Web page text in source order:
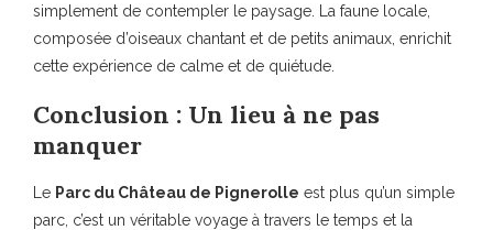
simplement de contempler le paysage. La faune locale,
composée d’oiseaux chantant et de petits animaux, enrichit
cette expérience de calme et de quiétude.
Conclusion : Un lieu à ne pas
manquer
Le Parc du Château de Pignerolle est plus qu’un simple
parc, c’est un véritable voyage à travers le temps et la